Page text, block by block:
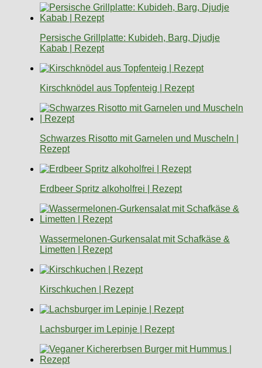
Persische Grillplatte: Kubideh, Barg, Djudje
Kabab | Rezept
Kirschknödel aus Topfenteig | Rezept
Schwarzes Risotto mit Garnelen und Muscheln |
Rezept
Erdbeer Spritz alkoholfrei | Rezept
Wassermelonen-Gurkensalat mit Schafkäse &
Limetten | Rezept
Kirschkuchen | Rezept
Lachsburger im Lepinje | Rezept